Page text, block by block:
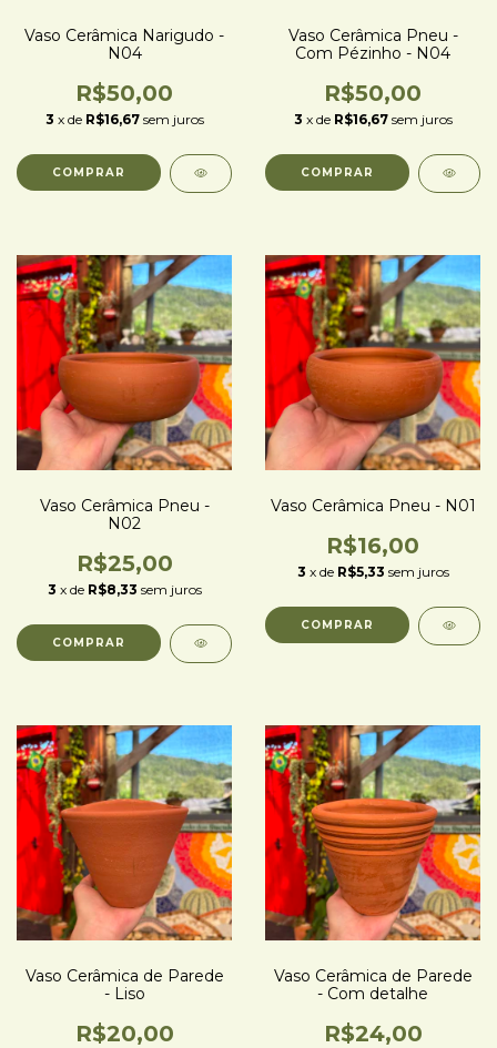
Vaso Cerâmica Narigudo -
N04
R$50,00
3 x de R$16,67 sem juros
Vaso Cerâmica Pneu -
Com Pézinho - N04
R$50,00
3 x de R$16,67 sem juros
Vaso Cerâmica Pneu -
N02
R$25,00
3 x de R$8,33 sem juros
Vaso Cerâmica Pneu - N01
R$16,00
3 x de R$5,33 sem juros
Vaso Cerâmica de Parede
- Liso
R$20,00
Vaso Cerâmica de Parede
- Com detalhe
R$24,00